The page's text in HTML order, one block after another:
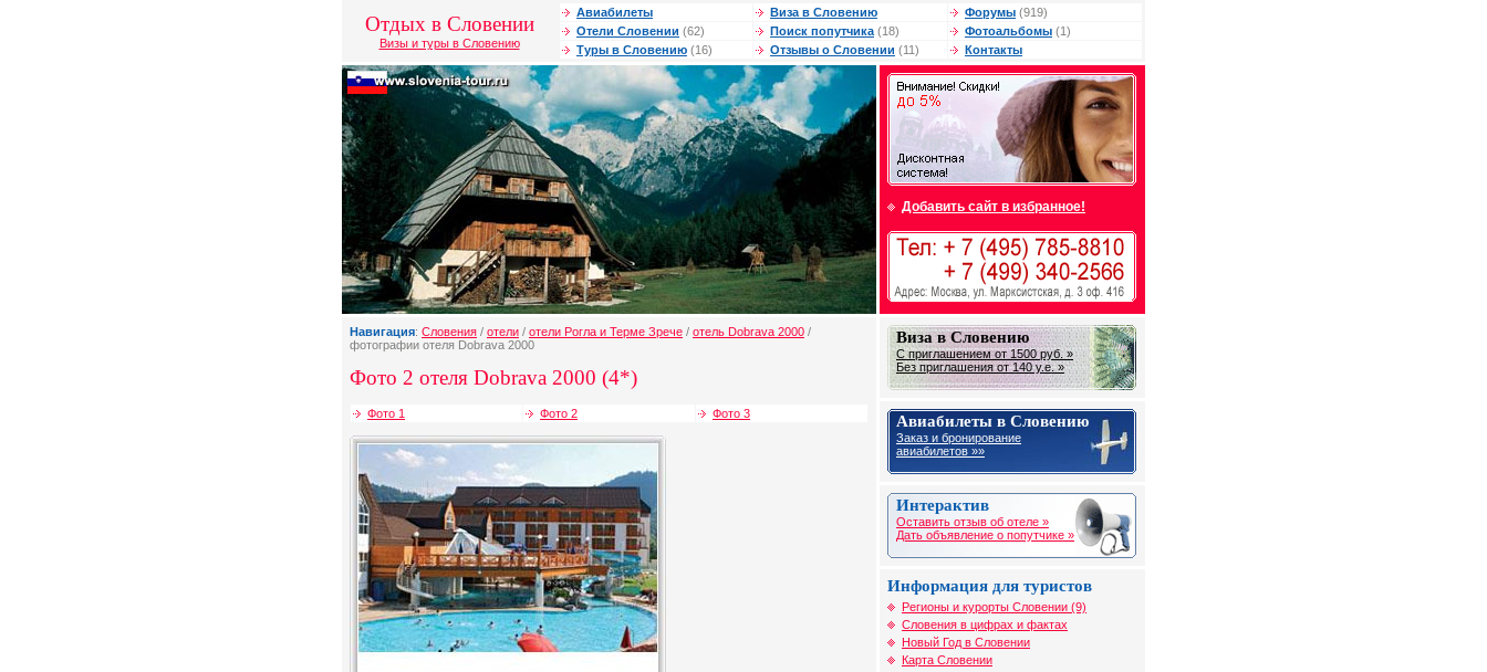
Отдых в Словении
Визы и туры в Словению
Авиабилеты Виза в Словению Форумы (919)
Отели Словении (62) Поиск попутчика (18) Фотоальбомы (1)
Туры в Словению (16) Отзывы о Словении (11) Контакты
Добавить сайт в избранное!
Навигация: Словения / отели / отели Рогла и Терме Зрече / отель Dobrava 2000 /
фотографии отеля Dobrava 2000
Фото 2 отеля Dobrava 2000 (4*)
Фото 1 Фото 2 Фото 3
Виза в Словению
С приглашением от 1500 руб. »
Без приглашения от 140 у.е. »
Авиабилеты в Словению
Заказ и бронирование
авиабилетов »»
Интерактив
Оставить отзыв об отеле »
Дать объявление о попутчике »
Информация для туристов
Регионы и курорты Словении (9)
Словения в цифрах и фактах
Новый Год в Словении
Карта Словении